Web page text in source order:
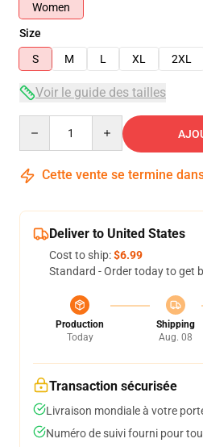
Women
Size
S
M L XL 2XL
Voir le guide des tailles
Cette vente se termine
Deliver to United States
Cost to ship:$6.99
Standard - Order today to get
Production
Today
Shipping
Aug. 08
Transaction sécurisée
Livraison mondiale à votre
Numéro de suivi fourni pour